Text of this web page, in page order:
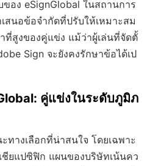
ของ eSignGlobal ในสถานการ
สนอข้อจำกัดที่ปรับให้เหมาะสม
ที่สูงของคู่แข่ง แม้ว่าผู้เล่นที่จัดตั้
Sign จะยังคงรักษาข้อได้เป
คู่แข่งในระดับภูมิภ
ทางเลือกที่น่าสนใจ โดยเฉพาะ
ชียแปซิฟิก แผนของบริษัทเน้นคว